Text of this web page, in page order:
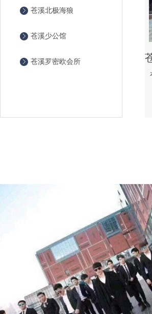
苍溪北极海狼
苍溪少公馆
苍溪罗密欧会所